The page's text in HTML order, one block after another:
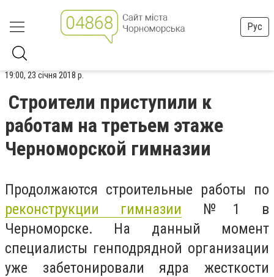
Рус
19:00, 23 січня 2018 р.
Строители приступили к
работам на третьем этаже
Черноморской гимназии
Продолжаются строительные работы по
реконструкции гимназии №1 в
Черноморске. На данный момент
специалисты генподрядной организации
уже забетонировали ядра жесткости